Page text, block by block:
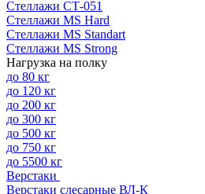
Стеллажи СТ-051
Стеллажи MS Hard
Стеллажи MS Standart
Стеллажи MS Strong
Нагрузка на полку
до 80 кг
до 120 кг
до 200 кг
до 300 кг
до 500 кг
до 750 кг
до 5500 кг
Верстаки
Верстаки слесарные ВЛ-К